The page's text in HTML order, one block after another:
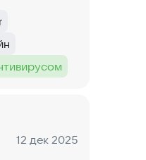
Дата:
12 дек 2025